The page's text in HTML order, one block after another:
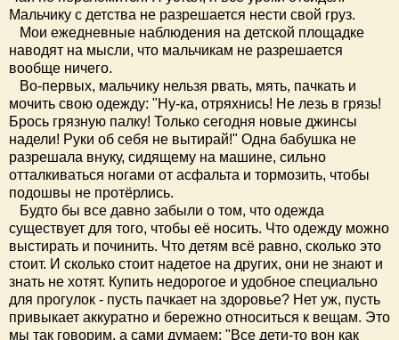
Мальчику с детства не разрешается нести свой груз.
Мои ежедневные наблюдения на детской площадке
наводят на мысли, что мальчикам не разрешается
вообще ничего.
Во-первых, мальчику нельзя рвать, мять, пачкать и
мочить свою одежду: "Ну-ка, отряхнись! Не лезь в грязь!
Брось грязную палку! Только сегодня новые джинсы
надели! Руки об себя не вытирай!" Одна бабушка не
разрешала внуку, сидящему на машине, сильно
отталкиваться ногами от асфальта и тормозить, чтобы
подошвы не протёрлись.
Будто бы все давно забыли о том, что одежда
существует для того, чтобы её носить. Что одежду можно
выстирать и починить. Что детям всё равно, сколько это
стоит. И сколько стоит надетое на других, они не знают и
знать не хотят. Купить недорогое и удобное специально
для прогулок - пусть пачкает на здоровье? Нет уж, пусть
привыкает аккуратно и бережно относиться к вещам. Это
мы так говорим, а сами думаем: "Все дети-то вон как